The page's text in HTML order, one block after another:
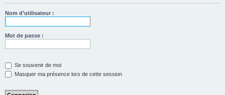
h
Nom d’utilisateur :
Mot de passe :
Se souvenir de moi
Masquer ma présence lors de cette session